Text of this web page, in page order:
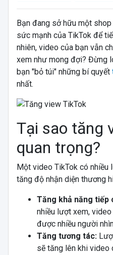
Bạn đang sở hữu một
sức mạnh của TikTok để
nhiên, video của bạn vẫn
xem như mong đợi? Đừng
bạn "bỏ túi" những bí quyết
nhất.
Tại sao tăng
quan trọng?
Một video TikTok có nhiều
tăng độ nhận diện thương
Tăng khả năng tiếp
nhiều lượt xem,
được nhiều người
Tăng tương tác:
sẽ tăng lên khi video